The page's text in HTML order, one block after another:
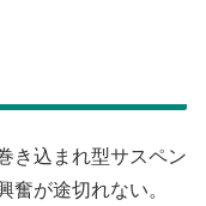
き込まれ型サスペン
奮が途切れない。